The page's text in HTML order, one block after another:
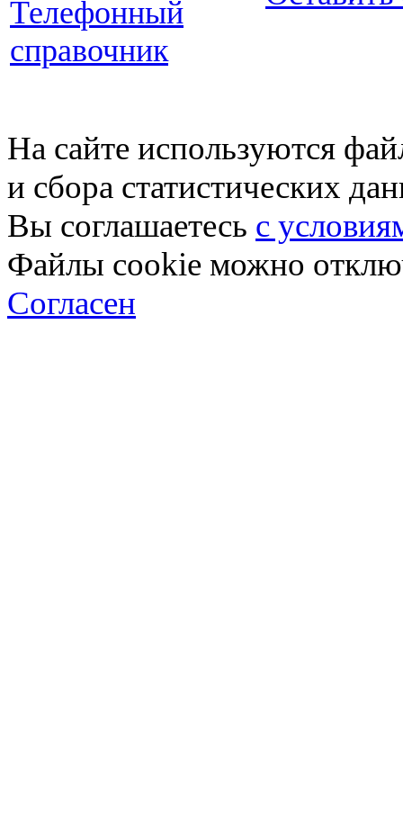
Телефонный
справочник
На сайте используются
и сбора статистических
Вы соглашаетесь с
Файлы cookie можно
Согласен